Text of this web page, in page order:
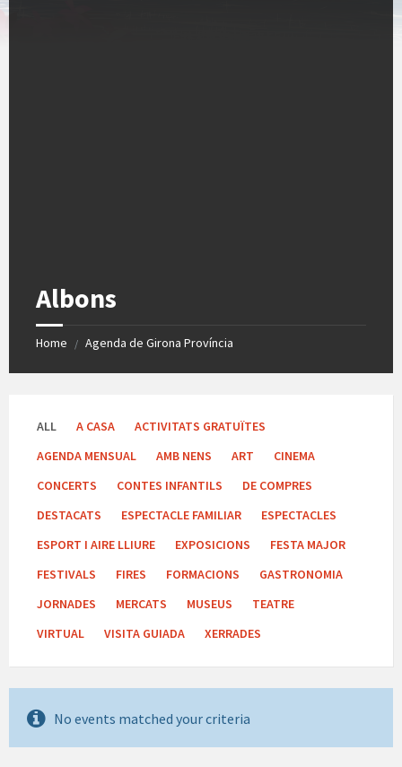
Albons
Home / Agenda de Girona Província
ALL A CASA
ACTIVITATS GRATUÏTES
AGENDA MENSUAL
AMB NENS ART
CINEMA
CONCERTS
CONTES INFANTILS
DE COMPRES
DESTACATS
ESPECTACLE FAMILIAR
ESPECTACLES
ESPORT I AIRE LLIURE
EXPOSICIONS
FESTA MAJOR
FESTIVALS
FIRES FORMACIONS
GASTRONOMIA
JORNADES
MERCATS MUSEUS
TEATRE
VIRTUAL
VISITA GUIADA XERRADES
No events matched your criteria